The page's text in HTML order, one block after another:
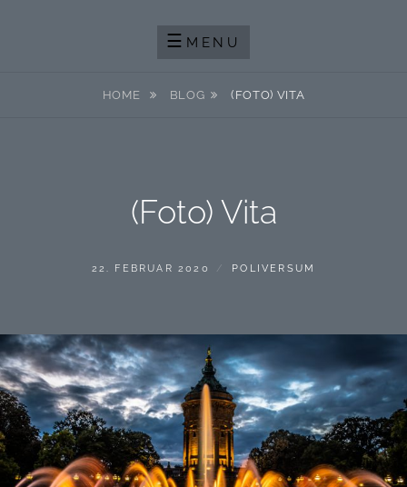
POLIVERSUM-FOTOBLOG
MENU
HOME BLOG (FOTO) VITA
(Foto) Vita
POSTED
22. FEBRUAR 2020 BY
POLIVERSUM